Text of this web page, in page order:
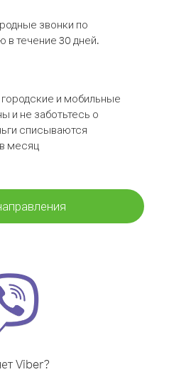
звонки по
в течение 30 дней.
и мобильные
и не заботьтесь о
списываются
месяц
Viber?